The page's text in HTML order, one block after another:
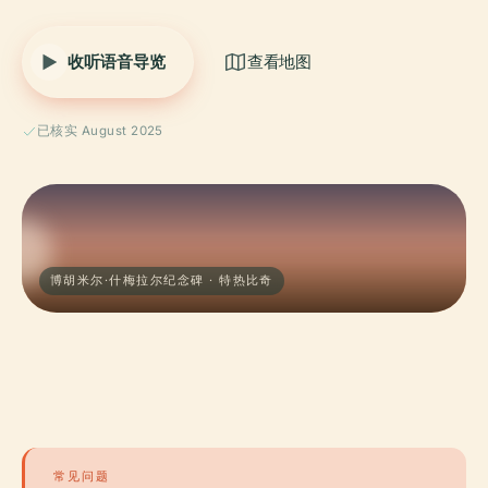
收听语音导览 查看地图
已核实 August 2025
博胡米尔·什梅拉尔纪念碑 · 特热比奇
常见问题